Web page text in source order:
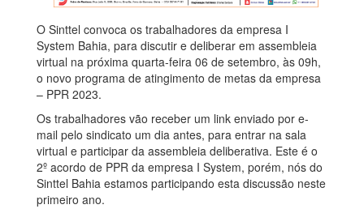
O Sinttel convoca os trabalhadores da empresa I
System Bahia, para discutir e deliberar em assembleia
virtual na próxima quarta-feira 06 de setembro, às 09h,
o novo programa de atingimento de metas da empresa
– PPR 2023.
Os trabalhadores vão receber um link enviado por e-
mail pelo sindicato um dia antes, para entrar na sala
virtual e participar da assembleia deliberativa. Este é o
2º acordo de PPR da empresa I System, porém, nós do
Sinttel Bahia estamos participando esta discussão neste
primeiro ano.